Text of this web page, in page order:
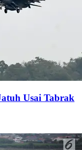
Usai Tabrak